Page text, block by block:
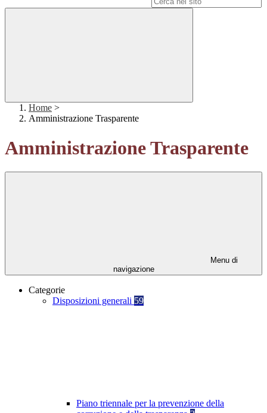
Home >
Amministrazione Trasparente
Amministrazione Trasparente
Menu di
navigazione
Categorie
Disposizioni generali 59
Piano triennale per la prevenzione della